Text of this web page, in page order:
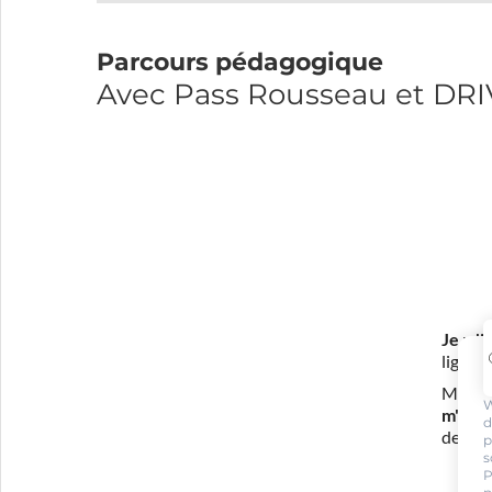
Parcours pédagogique
Avec Pass Rousseau et
Je
ligne
Mon
de